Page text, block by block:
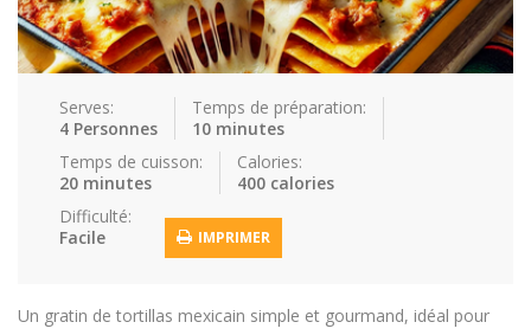
Serves:
4 Personnes
Temps de préparation:
10 minutes
Temps de cuisson:
20 minutes
Calories:
400 calories
Difficulté:
Facile
IMPRIMER
Un gratin de tortillas mexicain simple et gourmand, idéal pour